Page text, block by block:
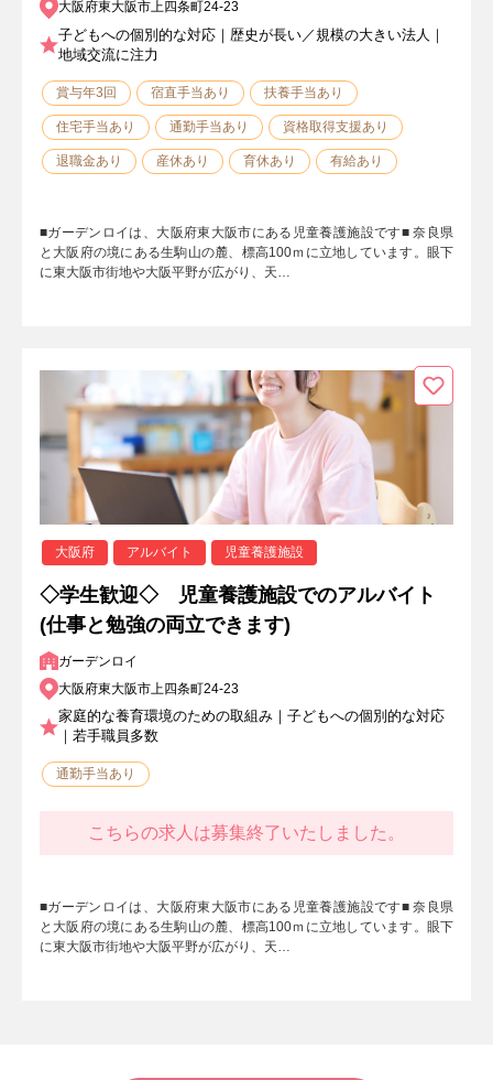
大阪府東大阪市上四条町24-23
子どもへの個別的な対応｜歴史が長い／規模の大きい法人｜
地域交流に注力
賞与年3回 宿直手当あり 扶養手当あり
住宅手当あり 通勤手当あり 資格取得支援あり
退職金あり 産休あり 育休あり 有給あり
■ガーデンロイは、大阪府東大阪市にある児童養護施設です■ 奈良県
と大阪府の境にある生駒山の麓、標高100ｍに立地しています。眼下
に東大阪市街地や大阪平野が広がり、天…
大阪府 アルバイト 児童養護施設
◇学生歓迎◇ 児童養護施設でのアルバイト
(仕事と勉強の両立できます)
ガーデンロイ
大阪府東大阪市上四条町24-23
家庭的な養育環境のための取組み｜子どもへの個別的な対応
｜若手職員多数
通勤手当あり
こちらの求人は募集終了いたしました。
■ガーデンロイは、大阪府東大阪市にある児童養護施設です■ 奈良県
と大阪府の境にある生駒山の麓、標高100ｍに立地しています。眼下
に東大阪市街地や大阪平野が広がり、天…